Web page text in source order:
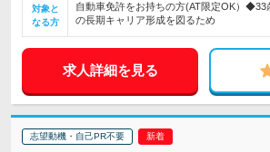
対象と
なる方
自動車免許をお持ちの方(AT限定OK）
の長期キャリア形成を図るため
求人詳細を見る
志望動機・自己PR不要